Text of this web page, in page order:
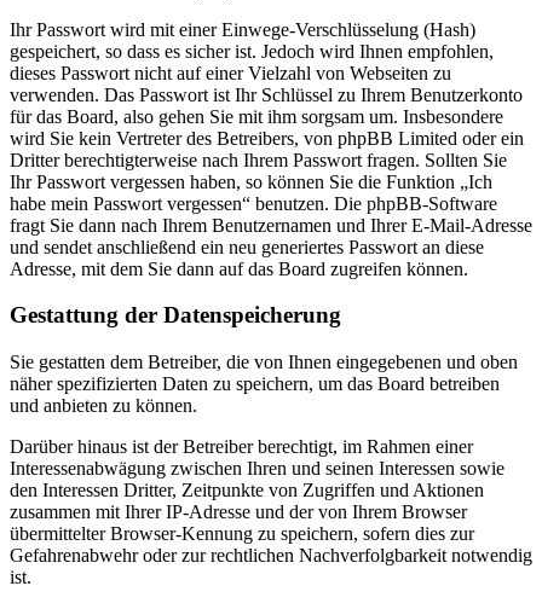
Ihr Passwort wird mit einer Einwege-Verschlüsselung (Hash)
gespeichert, so dass es sicher ist. Jedoch wird Ihnen empfohlen,
dieses Passwort nicht auf einer Vielzahl von Webseiten zu
verwenden. Das Passwort ist Ihr Schlüssel zu Ihrem Benutzerkonto
für das Board, also gehen Sie mit ihm sorgsam um. Insbesondere
wird Sie kein Vertreter des Betreibers, von phpBB Limited oder ein
Dritter berechtigterweise nach Ihrem Passwort fragen. Sollten Sie
Ihr Passwort vergessen haben, so können Sie die Funktion „Ich
habe mein Passwort vergessen“ benutzen. Die phpBB-Software
fragt Sie dann nach Ihrem Benutzernamen und Ihrer E-Mail-Adresse
und sendet anschließend ein neu generiertes Passwort an diese
Adresse, mit dem Sie dann auf das Board zugreifen können.
Gestattung der Datenspeicherung
Sie gestatten dem Betreiber, die von Ihnen eingegebenen und oben
näher spezifizierten Daten zu speichern, um das Board betreiben
und anbieten zu können.
Darüber hinaus ist der Betreiber berechtigt, im Rahmen einer
Interessenabwägung zwischen Ihren und seinen Interessen sowie
den Interessen Dritter, Zeitpunkte von Zugriffen und Aktionen
zusammen mit Ihrer IP-Adresse und der von Ihrem Browser
übermittelter Browser-Kennung zu speichern, sofern dies zur
Gefahrenabwehr oder zur rechtlichen Nachverfolgbarkeit notwendig
ist.